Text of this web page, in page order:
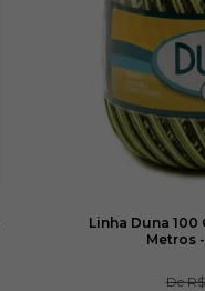
Linha Duna 100
Metros
De